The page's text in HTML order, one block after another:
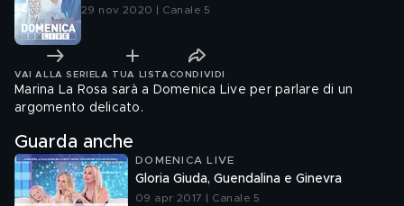
29 nov 2020 | Canale 5
VAI ALLA SERIE LA TUA LISTA CONDIVIDI
Marina La Rosa sarà a Domenica Live per parlare di un
argomento delicato.
Guarda anche
DOMENICA LIVE
Gloria Giuda, Guendalina e Ginevra
09 apr 2017 | Canale 5